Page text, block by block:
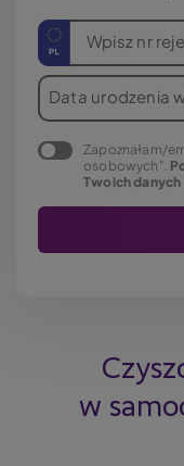
Wpisz nr
Data urodzenia
Zapoznałam/
osobowych".
Twoich
w